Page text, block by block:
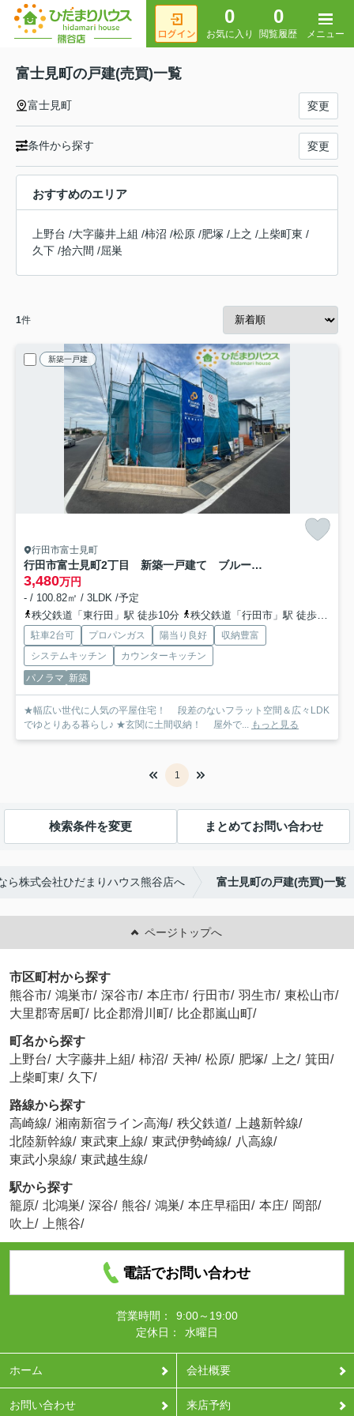
0
お気に入り
0
閲覧履歴 メニュー
富士見町の戸建(売買)一覧
富士見町 変更
条件から探す 変更
おすすめのエリア
上野台 /大字藤井上組 /柿沼 /松原 /肥塚 / 上之 / 上柴町東 /
久下 /拾六間 /屈巣
1件
新築一戸建
行田市富士見町
行田市富士見町2丁目 新築一戸建て ブルーミングガーデン 01
3,480万円
- / 100.82㎡ / 3LDK /予定
秩父鉄道「東行田」駅 徒歩10分
秩父鉄道「行田市」駅 徒歩23分
駐車2台可 プロパンガス 陽当り良好
収納豊富
システムキッチン
カウンターキッチン
パノラマ 新築
★幅広い世代に人気の平屋住宅！ 段差のないフラット空間＆広々LDK
でゆとりある暮らし♪ ★玄関に土間収納！ 屋外で...
もっと見る
1
検索条件を変更 まとめてお問い合わせ
ら株式会社ひだまりハウス熊谷店へ 富士見町の戸建(売買)一覧
ページトップへ
市区町村から探す
熊谷市/ 鴻巣市/ 深谷市/ 本庄市/ 行田市/ 羽生市/ 東松山市/
大里郡寄居町/ 比企郡滑川町/ 比企郡嵐山町/
町名から探す
上野台/ 大字藤井上組/ 柿沼/ 天神/ 松原/ 肥塚/ 上之/ 箕田/
上柴町東/ 久下/
路線から探す
高崎線/ 湘南新宿ライン高海/ 秩父鉄道/ 上越新幹線/
北陸新幹線/ 東武東上線/ 東武伊勢崎線/ 八高線/
東武小泉線/ 東武越生線/
駅から探す
籠原/ 北鴻巣/ 深谷/ 熊谷/ 鴻巣/ 本庄早稲田/ 本庄/ 岡部/
吹上/ 上熊谷/
電話でお問い合わせ
営業時間：
9:00～19:00
定休日：
水曜日
ホーム 会社概要
お問い合わせ 来店予約